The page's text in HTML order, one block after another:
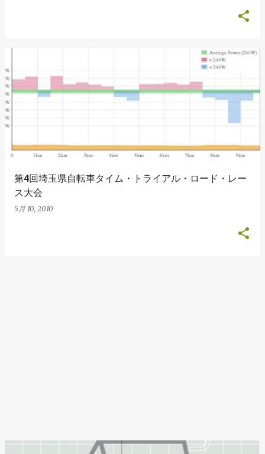
第4回埼玉県自転車タイム・トライアル・ロード・レー
ス大会
5月 10, 2010